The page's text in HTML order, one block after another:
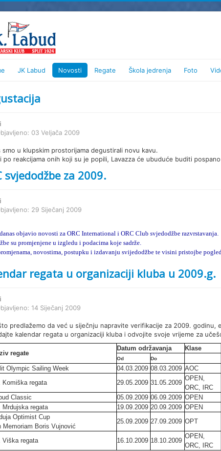
JK Labud Novosti Regate Škola jedrenja Foto
03 Veljača 2009
smo u klupskim prostorijama degustirali novu kavu.
po reakcijama onih koji su je popili, Lavazza će ubuduće buditi
svjedodžbe za 2009.
29 Siječanj 2009
objavio novosti za ORC International i ORC Club svjedodžbe razvrstavanja.
su promjenjene u izgledu i podacima koje sadrže.
novostima, postupku i izdavanju svijedodžbe te visini pristojbe
regata u organizaciji kluba u 2009.g.
14 Siječanj 2009
predlažemo da već u siječnju napravite verifikacije za 2009. godinu,
kalendar regata u organizaciji kluba i odvojite svoje vrijeme za
regate
Datum održavanja Klase
Od Do
Olympic Sailing Week 04.03.2009 08.03.2009 AOC
Komiška regata 29.05.2009 31.05.2009
OPEN,
ORC, IRC
Classic 05.09.2009 06.09.2009 OPEN
Mrdujska regata 19.09.2009 20.09.2009 OPEN
Optimist Cup
Memoriam Boris Vujnović
25.09.2009 27.09.2009 OPT
Viška regata 16.10.2009 18.10.2009
OPEN,
ORC, IRC